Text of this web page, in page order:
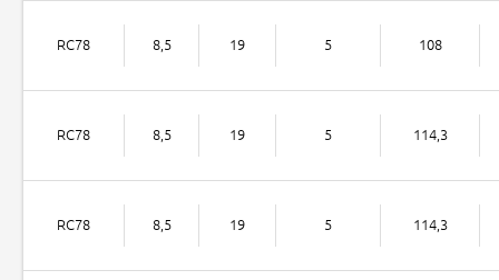
RC78 8,5 19 5 108
RC78 8,5 19 5 114,3
RC78 8,5 19 5 114,3